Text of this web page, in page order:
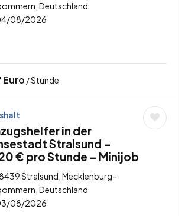
Deutschland
08/2026
Euro / Stunde
in der
Stralsund –
€ pro Stunde – Minijob
Stralsund, Mecklenburg-
Deutschland
08/2026